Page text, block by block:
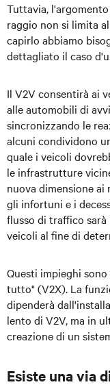
Tuttavia,
raggio non si limita
capirlo abbiamo
dettagliato il caso
Il V2V consentirà ai
alle automobili di
sincronizzando le
alcuni condividono
quale i veicoli
le infrastrutture
nuova dimensione
gli infortuni e i
flusso di traffico
veicoli al fine di
Questi impieghi
tutto" (V2X). La
dipenderà
lento di V2V, ma in
creazione di un
Esiste una via